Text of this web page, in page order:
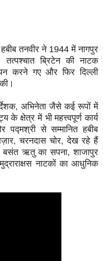
तनवीर ने 1944 में नागपुर
ब्रिटेन की नाटक
करने गए और फिर दिल्ली
अभिनेता जैसे कई रूपों में
के क्षेत्र में भी महत्त्वपूर्ण कार्य
पद्मश्री से सम्मानित हबीब
चरनदास चोर, देख रहे हैं
बसंत ऋतु का सपना, शाजापुर
नाटकों का आधुनिक